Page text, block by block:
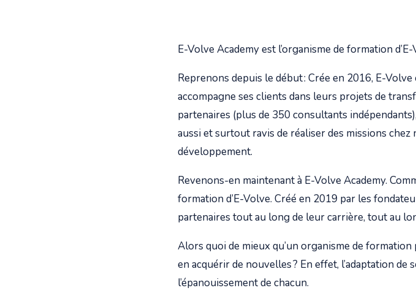
E-Volve Academy est l’organisme de formation d’E-
Reprenons depuis le début : Crée en 2016, E-
accompagne ses clients dans leurs projets de
partenaires (plus de 350 consultants
aussi et surtout ravis de réaliser des missions
développement.
Revenons-en maintenant à E-Volve Academy.
formation d’E-Volve. Créé en 2019 par les
partenaires tout au long de leur carrière, tout au
Alors quoi de mieux qu’un organisme de
en acquérir de nouvelles ? En effet, l’adaptation
l’épanouissement de chacun.